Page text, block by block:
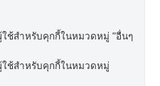
ช้สำหรับคุกกี้ในหมวดหมู่ "อื่นๆ
ใช้สำหรับคุกกี้ในหมวดหมู่